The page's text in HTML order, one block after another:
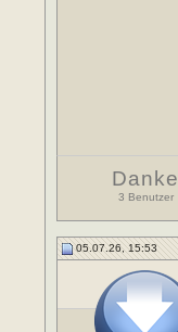
Danke
3 Benutzer
05.07.26, 15:53